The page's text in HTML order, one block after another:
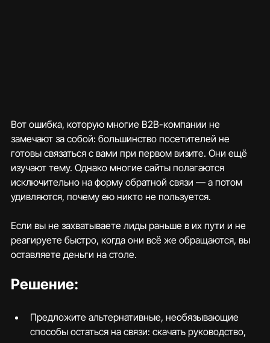
Вот ошибка, которую многие B2B-компании не
замечают за собой: большинство посетителей не
готовы связаться с вами при первом визите. Они ещё
изучают тему. Однако многие сайты полагаются
исключительно на форму обратной связи — а потом
удивляются, почему ею никто не пользуется.
Если вы не захватываете лиды раньше в их пути и не
реагируете быстро, когда они всё же обращаются, вы
оставляете деньги на столе.
Решение:
Предложите альтернативные, необязывающие
способы остаться на связи: скачать руководство,